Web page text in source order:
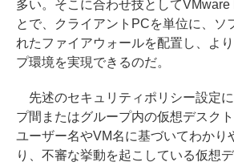
多い。そこに合わせ技としてVMware
とで、クライアントPCを単位に、ソ
れたファイアウォールを配置し、よ
プ環境を実現できるのだ。
先述のセキュリティポリシー設定
プ間またはグループ内の仮想デスク
ユーザー名やVM名に基づいてわかり
り、不審な挙動を起こしている仮想